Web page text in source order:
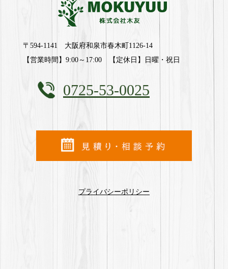
〒594-1141 大阪府和泉市春木町1126-14
【営業時間】9:00～17:00 【定休日】日曜・祝日
0725-53-0025
プライバシーポリシー